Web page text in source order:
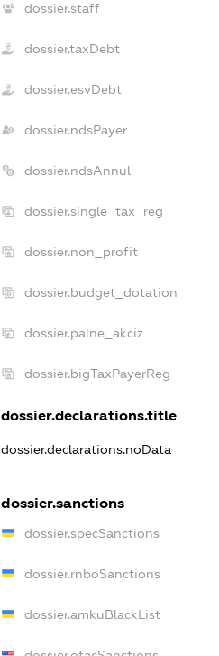
dossier.staff
dossier.taxDebt
dossier.esvDebt
dossier.ndsPayer
dossier.ndsAnnul
dossier.single_tax_reg
dossier.non_profit
dossier.budget_dotation
dossier.palne_akciz
dossier.bigTaxPayerReg
dossier.declarations.title
dossier.declarations.noData
dossier.sanctions
dossier.specSanctions
dossier.rnboSanctions
dossier.amkuBlackList